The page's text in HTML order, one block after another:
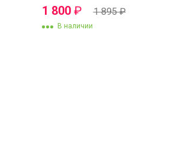
1 800 ₽ 1 895₽
В наличии